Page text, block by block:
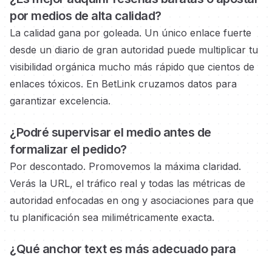
por medios de alta calidad?
La calidad gana por goleada. Un único enlace fuerte
desde un diario de gran autoridad puede multiplicar tu
visibilidad orgánica mucho más rápido que cientos de
enlaces tóxicos. En BetLink cruzamos datos para
garantizar excelencia.
¿Podré supervisar el medio antes de
formalizar el pedido?
Por descontado. Promovemos la máxima claridad.
Verás la URL, el tráfico real y todas las métricas de
autoridad enfocadas en ong y asociaciones para que
tu planificación sea milimétricamente exacta.
¿Qué anchor text es más adecuado para